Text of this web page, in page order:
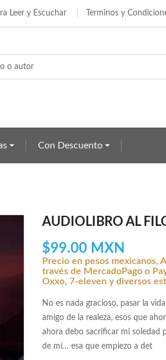
productos en su lista de deseos.
Leer y Escuchar Terminos y
Con Descuento
AUDIOLIBRO AL
$99.00 MXN
Precio en pesos mexicanos,
través de MercadoPago o
Oxxo, 7-eleven y diversos
No es nada gracioso, pasar la
amigo de la realeza, esos que
ahora debo sacrificar mi soledad
de mí… esa que empiezo a det